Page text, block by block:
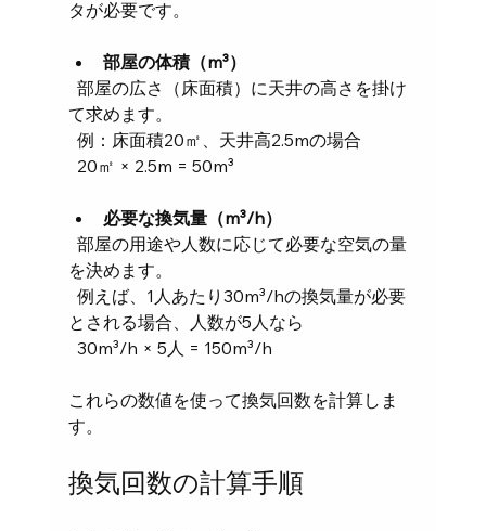
タが必要です。
部屋の体積（m³）
て求めます。
  例：床面積20㎡、天井高2.5mの場合
  20㎡ × 2.5m = 50m³
必要な換気量（m³/h）
を決めます。
とされる場合、人数が5人なら
  30m³/h × 5人 = 150m³/h
これらの数値を使って換気回数を計算しま
す。
換気回数の計算手順